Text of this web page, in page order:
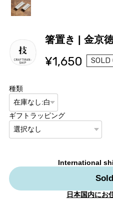
箸置き | 金京
¥1,650 SOLD
種類
ギフトラッピング
International
日本国内にお